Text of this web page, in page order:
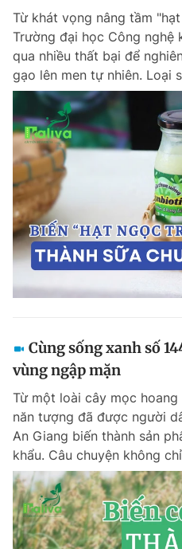
Từ khát vọng nâng tầm
Trường đại học Công nghệ
qua nhiều thất bại để
gạo lên men tự nhiên. Loại
Cùng sống xanh số
vùng ngập mặn
Từ một loài cây mọc
năn tượng đã được người
An Giang biến thành sản
khẩu. Câu chuyện không